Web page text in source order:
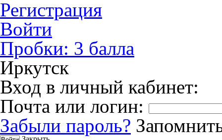
Регистрация
Войти
Пробки: 3 балла
Иркутск
Вход в личный кабинет:
Почта или логин:
Забыли пароль?